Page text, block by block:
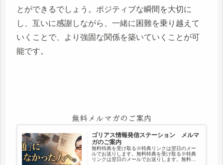
とができるでしょう。ポジティブな瞬間を大切に
し、互いに感謝しながら、一緒に困難を乗り越えて
いくことで、より強固な関係を築いていくことが可
能です。
無料メルマガのご案内
ゴリアス情報発信ステーション メルマ
ガのご案内
無料特典を受け取る※特典リンクは翌日のメー
ルでお送りします。無料特典を受け取る※特典
リンクは翌日のメールでお送りします。無料特